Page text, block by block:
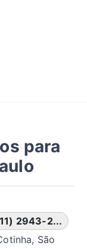
para
2943-2...
São